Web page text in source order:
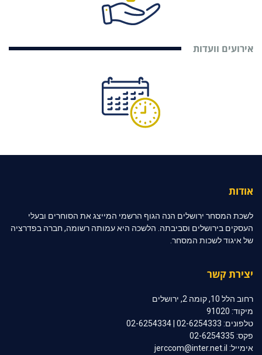
אירועים וועדות
אודות
לשכת המסחר ירושלים הנה הגוף הרשמי המייצג את הסוחרים ובעלי
העסקים בירושלים וסביבתה. הלשכה היא עמותה רשומה, חברה בפדרציה
של איגוד לשכות המסחר.
יצירת קשר
רחוב הלל 10, קומה 2, ירושלים
מיקוד: 91020
טלפונים: 02-6254333 | 02-6254334
פקס: 02-6254335
אימייל: jerccom@inter.net.il